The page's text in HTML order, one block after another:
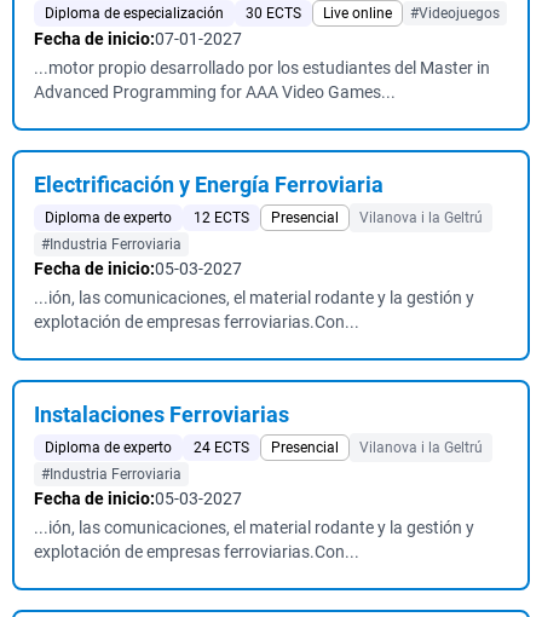
Diploma de especialización 30 ECTS Live online #Videojuegos
Fecha de inicio:07-01-2027
...motor propio desarrollado por los estudiantes del Master in
Advanced Programming for AAA Video Games...
Electrificación y Energía Ferroviaria
Diploma de experto 12 ECTS Presencial
Vilanova i la Geltrú
#Industria Ferroviaria
Fecha de inicio:05-03-2027
...ión, las comunicaciones, el material rodante y la gestión y
explotación de empresas ferroviarias.Con...
Instalaciones Ferroviarias
Diploma de experto 24 ECTS Presencial
Vilanova i la Geltrú
#Industria Ferroviaria
Fecha de inicio:05-03-2027
...ión, las comunicaciones, el material rodante y la gestión y
explotación de empresas ferroviarias.Con...